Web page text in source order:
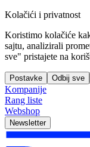
Kolačići i privatnost
Koristimo kolačiće
sajtu, analizirali
sve" pristajete na
Postavke Odbij sve
Kompanije
Rang liste
Webshop
Newsletter